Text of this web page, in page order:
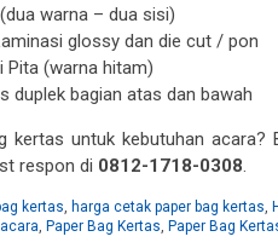
warna – dua sisi)
glossy dan die cut / pon
Pita (warna hitam)
duplek bagian atas dan bawah
kertas untuk kebutuhan
respon di 0812-1718-0308.
kertas, harga cetak paper bag kertas,
, Paper Bag Kertas, Paper Bag